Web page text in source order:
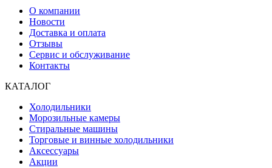
О компании
Новости
Доставка и оплата
Отзывы
Сервис и обслуживание
Контакты
КАТАЛОГ
Холодильники
Морозильные камеры
Стиральные машины
Торговые и винные холодильники
Аксессуары
Акции